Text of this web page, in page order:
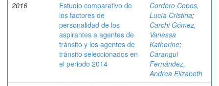
2016
Estudio comparativo de
los factores de
personalidad de los
aspirantes a agentes de
tránsito y los agentes de
tránsito seleccionados en
el periodo 2014
Cordero Cobos,
Lucía Cristina;
Carchi Gómez,
Vanessa
Katherine;
Carangui
Fernández,
Andrea Elizabeth